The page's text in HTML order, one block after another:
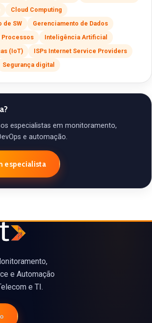
Cloud Computing
de SW
Gerenciamento de Dados
Processos
Inteligência Artificial
(IoT)
ISPs Internet Service Providers
Segurança digital
especialistas em monitoramento,
e automação.
especialista
e Automação
e TI.